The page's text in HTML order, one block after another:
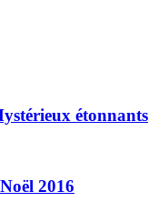
étonnants
2016